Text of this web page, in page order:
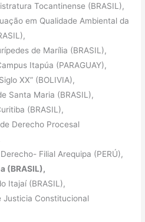
Tocantinense (BRASIL),
em Qualidade Ambiental da
de Marília (BRASIL),
Itapúa (PARAGUAY),
XX” (BOLIVIA),
Santa Maria (BRASIL),
(BRASIL),
Derecho Procesal
Filial Arequipa (PERÚ),
(BRASIL),
Itajaí (BRASIL),
Justicia Constitucional